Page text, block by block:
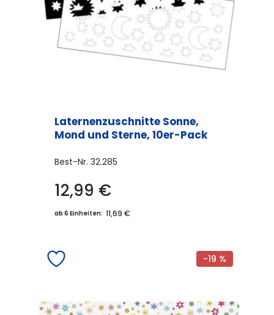
Laternenzuschnitte Sonne,
Mond und Sterne, 10er-Pack
Best-Nr. 32.285
12,99 €
ab 6 Einheiten: 11,69 €
-19 %